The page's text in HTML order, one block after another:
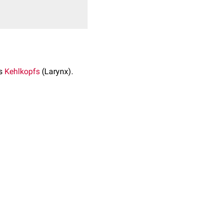
Kehlkopfs (Larynx).
der beiden Knorpel